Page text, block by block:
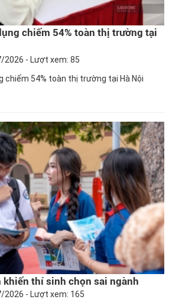
chiếm 54% toàn thị trường tại
2026 - Lượt xem: 85
chiếm 54% toàn thị trường tại Hà Nội
khiến thí sinh chọn sai ngành
2026 - Lượt xem: 165